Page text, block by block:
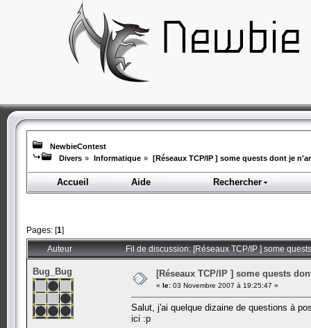
NewbieContest
Divers » Informatique » [Réseaux TCP/IP ] some quests dont je
Accueil Aide Rechercher
Pages: [1]
Auteur Fil de discussion: [Réseaux TCP/IP ] some
Bug_Bug [Réseaux TCP/IP ] some quests
« le: 03 Novembre 2007 à 19:25:47 »
Salut, j'ai quelque dizaine de questions à
ici :p